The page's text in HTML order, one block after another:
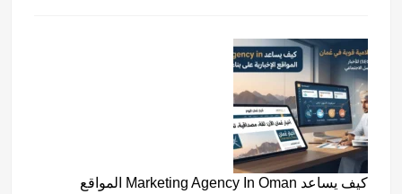
كيف يساعد Marketing Agency In Oman المواقع